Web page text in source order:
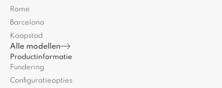
Rome
Barcelona
Kaapstad
Alle modellen
Productinformatie
Fundering
Configuratieopties